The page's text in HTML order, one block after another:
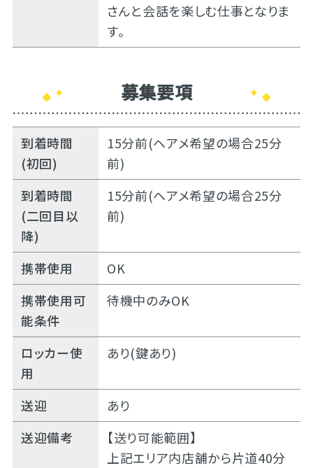
さんと会話を楽しむ仕事となりま
す。
募集要項
到着時間
(初回)
15分前(ヘアメ希望の場合25分
前)
到着時間
(二回目以
降)
15分前(ヘアメ希望の場合25分
前)
携帯使用
OK
携帯使用可
能条件
待機中のみOK
ロッカー使
用
あり(鍵あり)
送迎
あり
送迎備考
【送り可能範囲】
上記エリア内店舗から片道40分